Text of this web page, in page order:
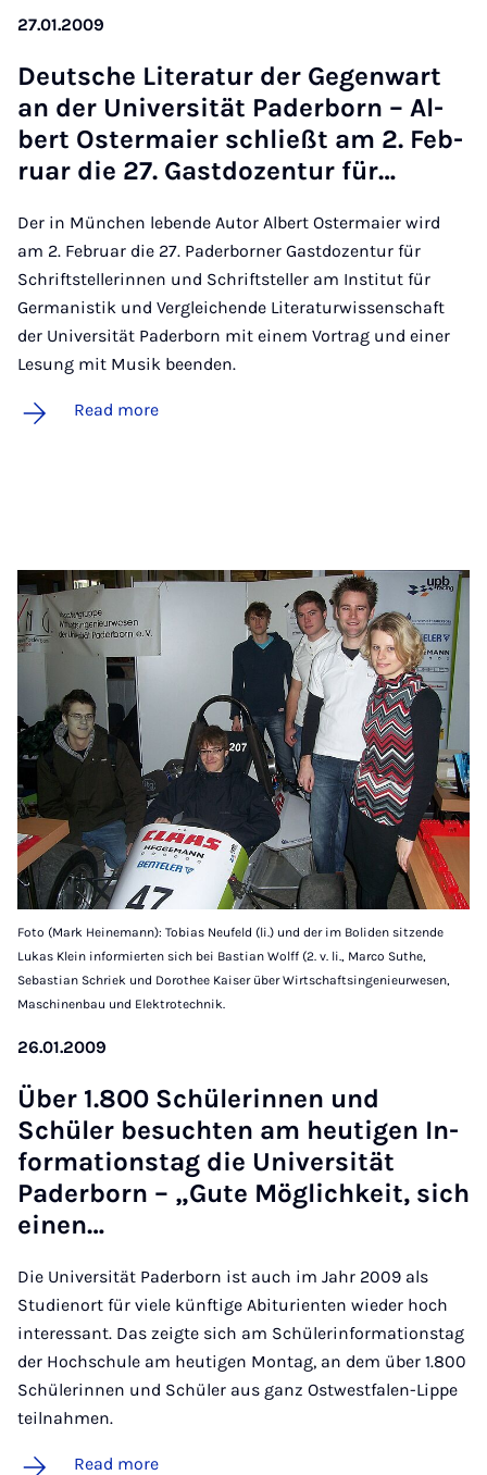
27.01.2009
Deutsche Lit­er­at­ur der Ge­g­en­wart
an der Uni­versität Pader­born – Al­
bert Os­ter­maier schließt am 2. Feb­
ru­ar die 27. Gastdozen­tur für…
Der in München lebende Autor Albert Ostermaier wird
am 2. Februar die 27. Paderborner Gastdozentur für
Schriftstellerinnen und Schriftsteller am Institut für
Germanistik und Vergleichende Literaturwissenschaft
der Universität Paderborn mit einem Vortrag und einer
Lesung mit Musik beenden.
Read more
Foto (Mark Heinemann): Tobias Neufeld (li.) und der im Boliden sitzende
Lukas Klein informierten sich bei Bastian Wolff (2. v. li., Marco Suthe,
Sebastian Schriek und Dorothee Kaiser über Wirtschaftsingenieurwesen,
Maschinenbau und Elektrotechnik.
26.01.2009
Über 1.800 Schüler­innen und
Schüler be­sucht­en am heut­i­gen In­
form­a­tion­stag die Uni­versität
Pader­born – „Gute Mög­lich­keit, sich
ein­en…
Die Universität Paderborn ist auch im Jahr 2009 als
Studienort für viele künftige Abiturienten wieder hoch
interessant. Das zeigte sich am Schülerinformationstag
der Hochschule am heutigen Montag, an dem über 1.800
Schülerinnen und Schüler aus ganz Ostwestfalen-Lippe
teilnahmen.
Read more